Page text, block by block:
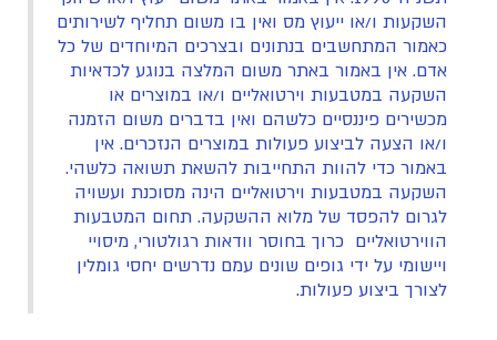
השקעות ו/או ייעוץ מס ואין בו משום תחליף לשירותים
כאמור המתחשבים בנתונים ובצרכים המיוחדים של כל
אדם. אין באמור באתר משום המלצה בנוגע לכדאיות
השקעה במטבעות וירטואליים ו/או במוצרים או
מכשירים פיננסיים כלשהם ואין בדברים משום הזמנה
ו/או הצעה לביצוע פעולות במוצרים הנזכרים. אין
באמור כדי להוות התחייבות להשאת תשואה כלשהי.
השקעה במטבעות וירטואליים הינה מסוכנת ועשויה
לגרום להפסד של מלוא ההשקעה. תחום המטבעות
הווירטואליים כרוך בחוסר וודאות רגולטורי, מיסויי
ויישומי על ידי גופים שונים עמם נדרשים יחסי גומלין
לצורך ביצוע פעולות.